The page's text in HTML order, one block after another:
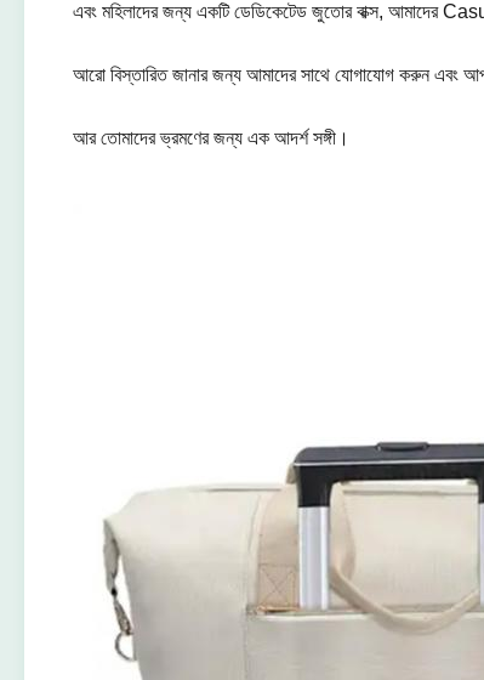
এবং মহিলাদের জন্য একটি ডেডিকেটেড জুতোর বাক্স, আমাদের
আরো বিস্তারিত জানার জন্য আমাদের সাথে যোগাযোগ করুন এবং
আর তোমাদের ভ্রমণের জন্য এক আদর্শ সঙ্গী।